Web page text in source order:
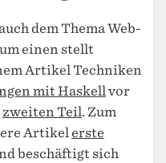
dem Thema Web-
einen stellt
Artikel Techniken
mit Haskellvor
zweiten Teil. Zum
Artikel erste
beschäftigt sich